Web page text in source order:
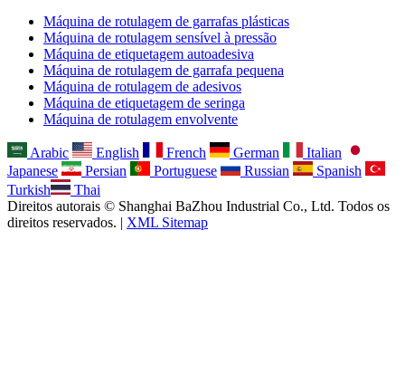
Máquina de rotulagem de garrafas plásticas
Máquina de rotulagem sensível à pressão
Máquina de etiquetagem autoadesiva
Máquina de rotulagem de garrafa pequena
Máquina de rotulagem de adesivos
Máquina de etiquetagem de seringa
Máquina de rotulagem envolvente
Arabic English French German
Italian
Japanese
Persian Portuguese Russian
Spanish
Turkish
Thai
Direitos autorais © Shanghai BaZhou Industrial Co., Ltd. Todos os
direitos reservados. | XML Sitemap